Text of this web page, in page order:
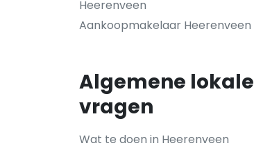
Heerenveen
Aankoopmakelaar Heerenveen
Algemene lokale
vragen
Wat te doen in Heerenveen